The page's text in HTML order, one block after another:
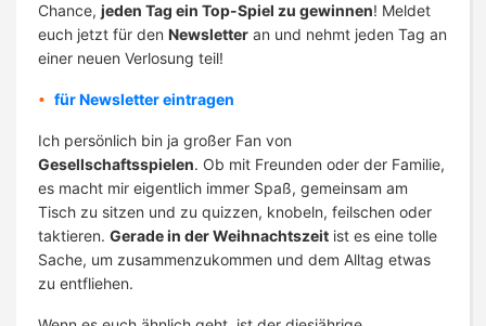
Chance, jeden Tag ein Top-Spiel zu gewinnen! Meldet
euch jetzt für den Newsletter an und nehmt jeden Tag an
einer neuen Verlosung teil!
für Newsletter eintragen
Ich persönlich bin ja großer Fan von
Gesellschaftsspielen. Ob mit Freunden oder der Familie,
es macht mir eigentlich immer Spaß, gemeinsam am
Tisch zu sitzen und zu quizzen, knobeln, feilschen oder
taktieren. Gerade in der Weihnachtszeit ist es eine tolle
Sache, um zusammenzukommen und dem Alltag etwas
zu entfliehen.